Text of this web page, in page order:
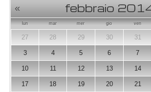
« febbraio
lun mar mer gio ven
27 28 29 30 31
3 4 5 6 7
10 11 12 13 14
17 18 19 20 21